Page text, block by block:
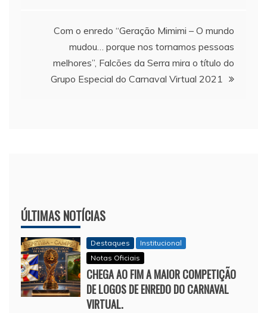
Com o enredo “Geração Mimimi – O mundo
mudou… porque nos tornamos pessoas
melhores”, Falcões da Serra mira o título do
Grupo Especial do Carnaval Virtual 2021
ÚLTIMAS NOTÍCIAS
Destaques
Institucional
Notas Oficiais
CHEGA AO FIM A MAIOR COMPETIÇÃO
DE LOGOS DE ENREDO DO CARNAVAL
VIRTUAL.